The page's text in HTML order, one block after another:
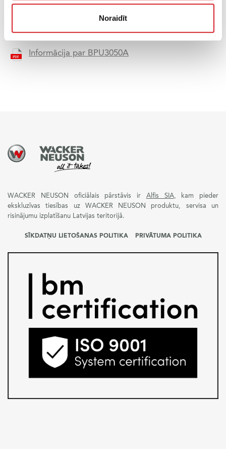
Noraidīt
Informācija par BPU3050A
WACKER NEUSON oficiālais pārstāvis ir Alfis SIA, kam pieder
ekskluzīvas tiesības uz WACKER NEUSON produktu, servisa un
risinājumu izplatīšanu Latvijas teritorijā.
SĪKDATŅU LIETOŠANAS POLITIKA PRIVĀTUMA POLITIKA